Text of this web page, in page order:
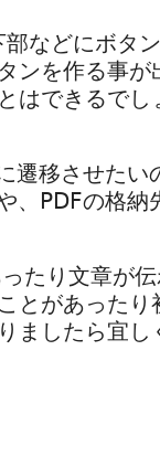
などにボタ
ンを作る事
はできるでし
遷移させたい
、PDFの格納
たり文章が
とがあった
ましたら宜